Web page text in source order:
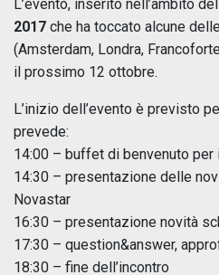
L’evento, inserito nell’ambito del
2017 che ha toccato alcune
(Amsterdam, Londra,
il prossimo 12 ottobre.
L’inizio dell’evento è previsto
prevede:
14:00 – buffet di benvenuto per
14:30 – presentazione delle
Novastar
16:30 – presentazione novità
17:30 – question&answer,
18:30 – fine dell’incontro